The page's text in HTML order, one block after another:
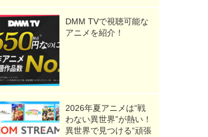
DMM TVで視聴可能な
アニメを紹介！
2026年夏アニメは“戦
わない異世界”が熱い！
異世界で見つける“頑張